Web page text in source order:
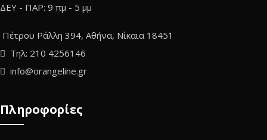
ΔΕΥ - ΠΑΡ: 9 πμ - 5 μμ
Πέτρου Ράλλη 394, Αθήνα, Νίκαια 18451
Τηλ: 210 4256146
info@orangeline.gr
Πληροφορίες